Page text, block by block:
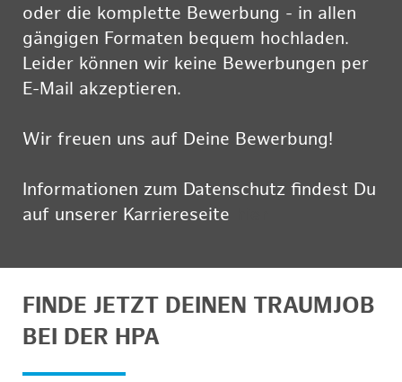
oder die komplette Bewerbung - in allen
gängigen Formaten bequem hochladen.
Leider können wir keine Bewerbungen per
E-Mail akzeptieren.
Wir freuen uns auf Deine Bewerbung!
Informationen zum Datenschutz findest Du
auf unserer Karriereseite
FINDE JETZT DEINEN TRAUMJOB
BEI DER HPA